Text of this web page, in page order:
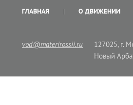
ГЛАВНАЯ О ДВИЖЕНИИ
vod@materirossii.ru
127025, г.
Новый